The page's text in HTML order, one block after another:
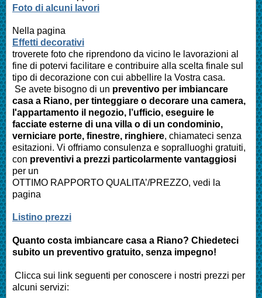
Foto di alcuni lavori
Nella pagina
Effetti decorativi
troverete foto che riprendono da vicino le lavorazioni al
fine di potervi facilitare e contribuire alla scelta finale sul
tipo di decorazione con cui abbellire la Vostra casa.
Se avete bisogno di un preventivo per imbiancare
casa a Riano, per tinteggiare o decorare una camera,
l'appartamento il negozio, l’ufficio, eseguire le
facciate esterne di una villa o di un condominio,
verniciare porte, finestre, ringhiere, chiamateci senza
esitazioni. Vi offriamo consulenza e sopralluoghi gratuiti,
con preventivi a prezzi particolarmente vantaggiosi
per un
OTTIMO RAPPORTO QUALITA’/PREZZO, vedi la
pagina
Listino prezzi
Quanto costa imbiancare casa a Riano? Chiedeteci
subito un preventivo gratuito, senza impegno!
Clicca sui link seguenti per conoscere i nostri prezzi per
alcuni servizi: